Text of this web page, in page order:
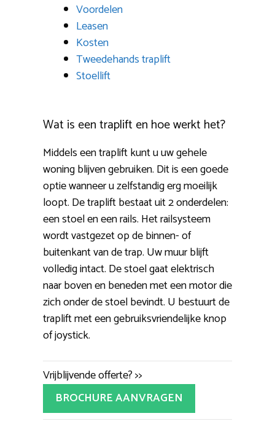
Voordelen
Leasen
Kosten
Tweedehands traplift
Stoellift
Wat is een traplift en hoe werkt het?
Middels een traplift kunt u uw gehele
woning blijven gebruiken. Dit is een goede
optie wanneer u zelfstandig erg moeilijk
loopt. De traplift bestaat uit 2 onderdelen:
een stoel en een rails. Het railsysteem
wordt vastgezet op de binnen- of
buitenkant van de trap. Uw muur blijft
volledig intact. De stoel gaat elektrisch
naar boven en beneden met een motor die
zich onder de stoel bevindt. U bestuurt de
traplift met een gebruiksvriendelijke knop
of joystick.
Vrijblijvende offerte? >>
BROCHURE AANVRAGEN